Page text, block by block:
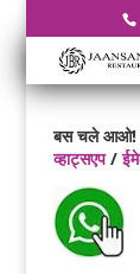
बस चले आओ!
व्हाट्सएप/